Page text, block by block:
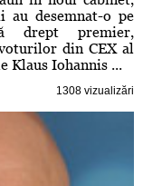
au desemnat-o pe
drept premier,
din CEX al
Klaus Iohannis ...
1308 vizualizări